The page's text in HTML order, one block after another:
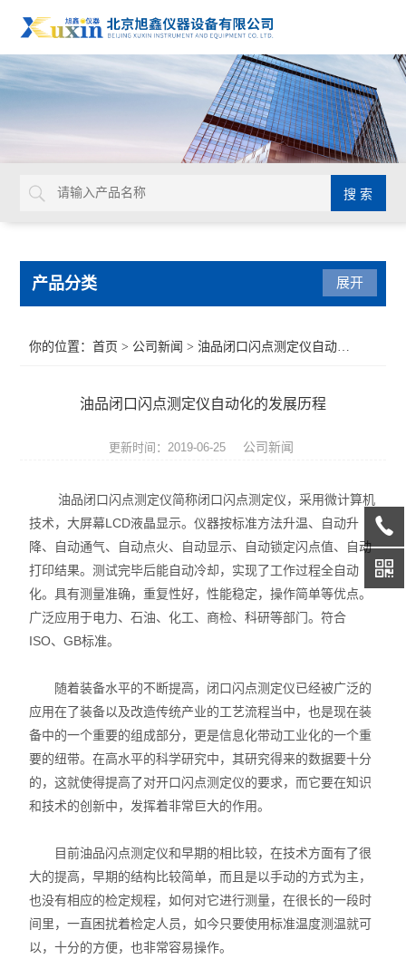
产品分类
绝缘油检测仪器
润滑油检测仪器
导热油检测仪器
油品通用分析仪器
展开
你的位置：首页 > 公司新闻 > 油品闭口闪点测定仪自动化的发展历程
油品闭口闪点测定仪自动化的发展历程
更新时间：2019-06-25 公司新闻
油品闭口闪点测定仪简称闭口闪点测定仪，采用微计算机
技术，大屏幕LCD液晶显示。仪器按标准方法升温、自动升
降、自动通气、自动点火、自动显示、自动锁定闪点值、自动
打印结果。测试完毕后能自动冷却，实现了工作过程全自动
化。具有测量准确，重复性好，性能稳定，操作简单等优点。
广泛应用于电力、石油、化工、商检、科研等部门。符合
ISO、GB标准。
随着装备水平的不断提高，闭口闪点测定仪已经被广泛的
应用在了装备以及改造传统产业的工艺流程当中，也是现在装
备中的一个重要的组成部分，更是信息化带动工业化的一个重
要的纽带。在高水平的科学研究中，其研究得来的数据要十分
的，这就使得提高了对开口闪点测定仪的要求，而它要在知识
和技术的创新中，发挥着非常巨大的作用。
目前油品闪点测定仪和早期的相比较，在技术方面有了很
大的提高，早期的结构比较简单，而且是以手动的方式为主，
也没有相应的检定规程，如何对它进行测量，在很长的一段时
间里，一直困扰着检定人员，如今只要使用标准温度测温就可
以，十分的方便，也非常容易操作。